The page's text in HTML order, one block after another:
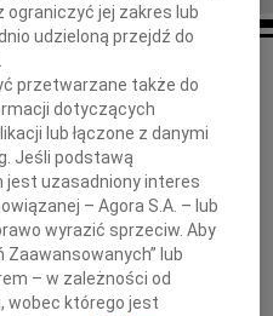
Wyrazy głębokiego współczucia
dla
Kosiniaka-Kamysz
oraz
Małżonki Katarzyny
jej zakres lub
udzieloną przejdź do
przetwarzane także do
dotyczących
lub łączone z danymi
Jeśli podstawą
uzasadniony interes
– Agora S.A. – lub
wyrazić sprzeciw. Aby
Zaawansowanych” lub
– w zależności od
wobec którego jest